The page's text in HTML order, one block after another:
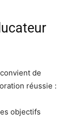
de
réussie :
objectifs